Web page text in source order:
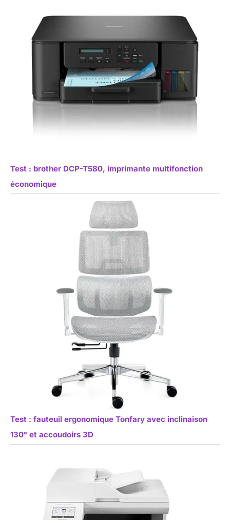
Test : brother DCP-T580, imprimante multifonction
économique
Test : fauteuil ergonomique Tonfary avec inclinaison
130° et accoudoirs 3D